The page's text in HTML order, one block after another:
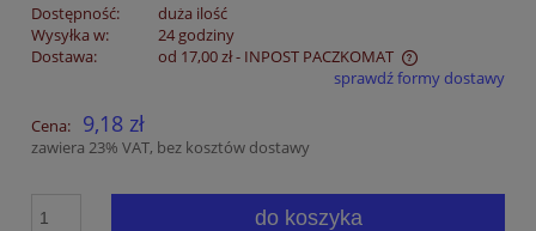
Dostępność:
duża ilość
Wysyłka w:
24 godziny
Dostawa:
od 17,00 zł- INPOST PACZKOMAT
Cena nie zawiera ewentualnych kosztów płatnościsprawdź formy dostawy
Cena: 9,18 zł
zawiera 23% VAT, bez kosztów dostawy
do koszyka